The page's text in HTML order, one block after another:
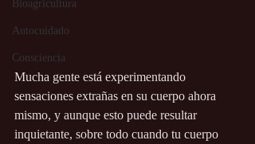
Bioagricultura
Autocuidado
Consciencia
Mucha gente está experimentando
sensaciones extrañas en su cuerpo ahora
mismo, y aunque esto puede resultar
inquietante, sobre todo cuando tu cuerpo